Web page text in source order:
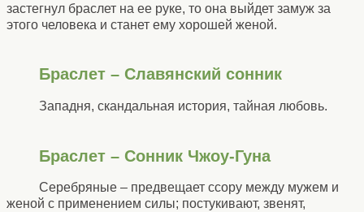
застегнул браслет на ее руке, то она выйдет замуж за
этого человека и станет ему хорошей женой.
Браслет – Славянский сонник
Западня, скандальная история, тайная любовь.
Браслет – Сонник Чжоу-Гуна
Серебряные – предвещает ссору между мужем и
женой с применением силы; постукивают, звенят,